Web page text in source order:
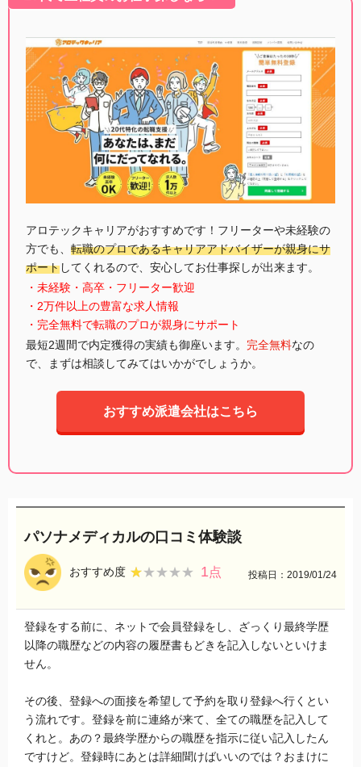
アロテックキャリアがおすすめです！フリーターや未経験の
方でも、 転職のプロであるキャリアアドバイザーが親身にサ
ポートしてくれるので、安心してお仕事探しが出来ます。
・未経験・高卒・フリーター歓迎
・2万件以上の豊富な求人情報
・完全無料で転職のプロが親身にサポート
最短2週間で内定獲得の実績も御座います。 完全無料なの
で、まずは相談してみてはいかがでしょうか。
おすすめ派遣会社はこちら
パソナメディカルの口コミ体験談
おすすめ度 ★★★★★
★★★★★ 1点 投稿日：2019/01/24
登録をする前に、ネットで会員登録をし、ざっくり最終学歴
以降の職歴などの内容の履歴書もどきを記入しないといけま
せん。
その後、登録への面接を希望して予約を取り登録へ行くとい
う流れです。登録を前に連絡が来て、全ての職歴を記入して
くれと。あの？最終学歴からの職歴を指示に従い記入したん
ですけど。登録時にあとは詳細聞けばいいのでは？おまけに